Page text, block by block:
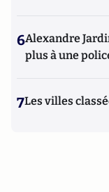
6Alexandre
plus à une
7Les villes